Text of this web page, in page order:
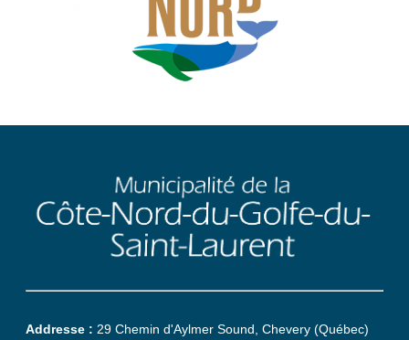
Addresse : 29 Chemin d'Aylmer Sound, Chevery (Québec)